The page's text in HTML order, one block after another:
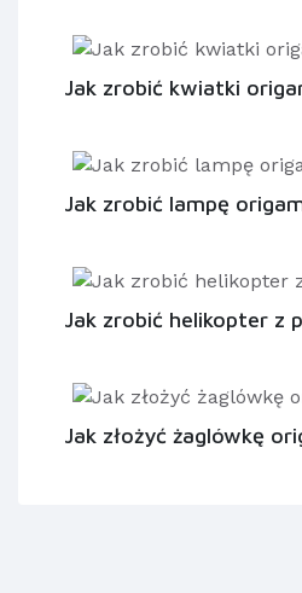
Jak zrobić kwiatki
Jak zrobić lampę
Jak zrobić helikopter z
Jak złożyć żaglówkę